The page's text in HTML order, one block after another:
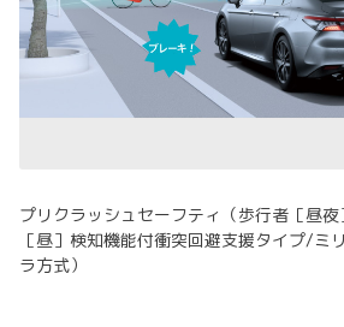
プリクラッシュセーフティ（歩行者［昼
［昼］検知機能付衝突回避支援タイプ/ミ
ラ方式）